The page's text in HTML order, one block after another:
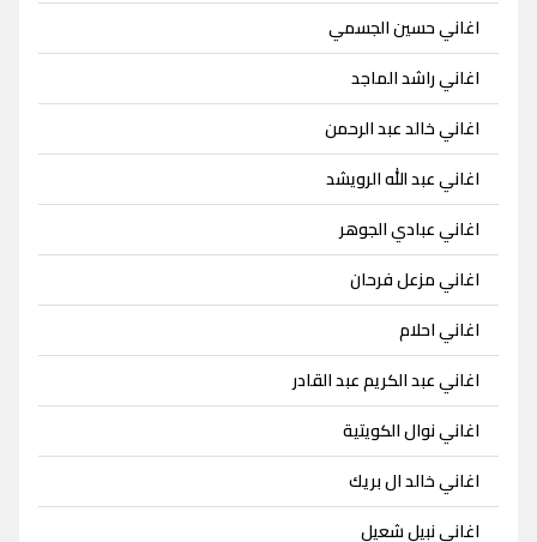
اغاني حسين الجسمي
اغاني راشد الماجد
اغاني خالد عبد الرحمن
اغاني عبد الله الرويشد
اغاني عبادي الجوهر
اغاني مزعل فرحان
اغاني احلام
اغاني عبد الكريم عبد القادر
اغاني نوال الكويتية
اغاني خالد ال بريك
اغاني نبيل شعيل